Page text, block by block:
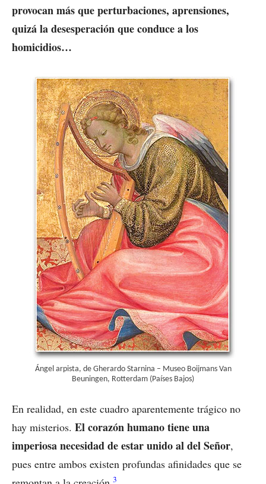
provocan más que perturbaciones, aprensiones,
quizá la desesperación que conduce a los
homicidios…
Ángel arpista, de Gherardo Starnina – Museo Boijmans Van
Beuningen, Rotterdam (Países Bajos)
En realidad, en este cuadro aparentemente trágico no
hay misterios. El corazón humano tiene una
imperiosa necesidad de estar unido al del Señor,
pues entre ambos existen profundas afinidades que se
3